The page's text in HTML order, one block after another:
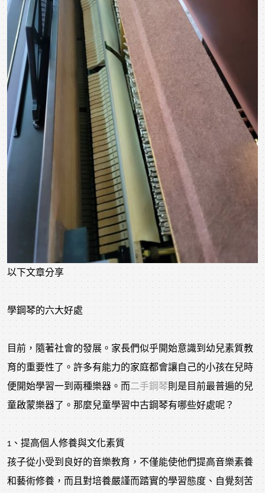
以下文章分享
學鋼琴的六大好處
目前，隨著社會的發展。家長們似乎開始意識到幼兒素質教
育的重要性了。許多有能力的家庭都會讓自己的小孩在兒時
便開始學習一到兩種樂器。而二手鋼琴則是目前最普遍的兒
童啟蒙樂器了。那麼兒童學習中古鋼琴有哪些好處呢？
1、提高個人修養與文化素質
孩子從小受到良好的音樂教育，不僅能使他們提高音樂素養
和藝術修養，而且對培養嚴謹而踏實的學習態度、自覺刻苦